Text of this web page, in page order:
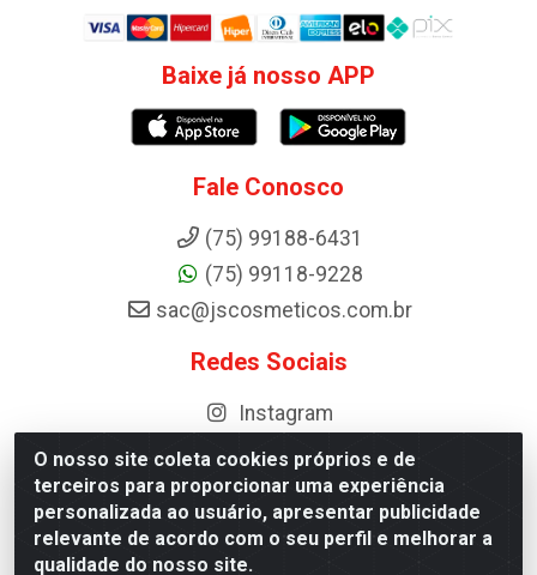
O nosso site coleta cookies próprios e de
terceiros para proporcionar uma experiência
personalizada ao usuário, apresentar publicidade
relevante de acordo com o seu perfil e melhorar a
qualidade do nosso site.
Baixe já nosso APP
Fale Conosco
(75) 99188-6431
(75) 99118-9228
sac@jscosmeticos.com.br
Redes Sociais
Instagram
Distribuidora de Cosméticos Antoneto LTDA - BA-052, km 87 -
Industrial, Ipirá - BA, 44600-000 - CNPJ 10.984.107/0001-75